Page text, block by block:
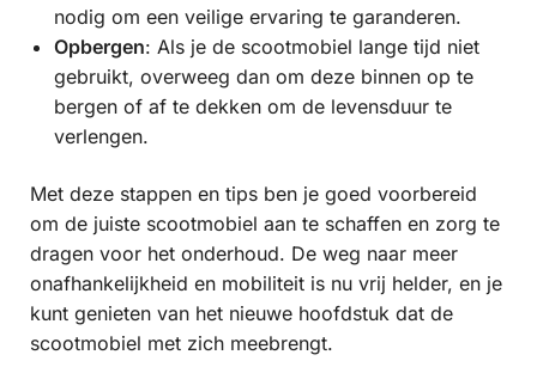
nodig om een veilige ervaring te garanderen.
Opbergen: Als je de scootmobiel lange tijd niet
gebruikt, overweeg dan om deze binnen op te
bergen of af te dekken om de levensduur te
verlengen.
Met deze stappen en tips ben je goed voorbereid
om de juiste scootmobiel aan te schaffen en zorg te
dragen voor het onderhoud. De weg naar meer
onafhankelijkheid en mobiliteit is nu vrij helder, en je
kunt genieten van het nieuwe hoofdstuk dat de
scootmobiel met zich meebrengt.